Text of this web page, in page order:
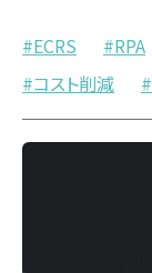
ECRS RPA
コスト削減